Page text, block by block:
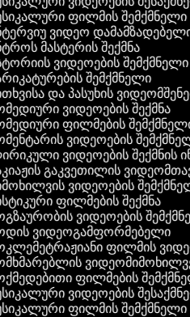
ფილმის შემქმნელი
ვიდეო დამამზადებელი
მასტერის შექმნა
ვიდეოების შემქმნელი
შემქმნელი
და პასუხის
ვიდეოების შექმნა
ფილმების შემქმნელი
ვიდეოების
ვიდეოების შექმნის
გაკვეთილის
ვიდეოების
ფილმების შექმნა
ვიდეოების
ვიდეოგამფორმებელი
ფილმის
ფილმების
ვიდეოების
ფილმის შემქმნელი